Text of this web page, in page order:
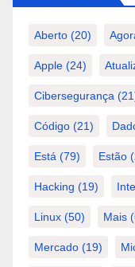
Aberto (20)
Apple (24)
Cibersegurança
Código (21)
Está (79) Estão
Hacking (19)
Linux (50) Mais
Mercado (19)